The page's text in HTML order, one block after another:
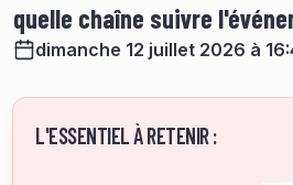
quelle chaîne suivre
dimanche 12 juillet 2026 à
L'ESSENTIEL À RETENIR :